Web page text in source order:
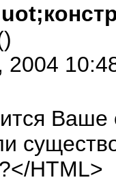
2004
Ваше
HTML>